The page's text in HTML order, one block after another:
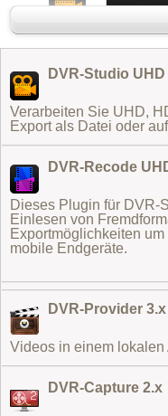
DVR-Studio UHD
Verarbeiten Sie UHD,
Export als Datei oder
DVR-Recode
Dieses Plugin für DVR-
Einlesen von
Exportmöglichkeiten
mobile Endgeräte.
DVR-Provider 3.x
Videos in einem lokalen
DVR-Capture 2.x